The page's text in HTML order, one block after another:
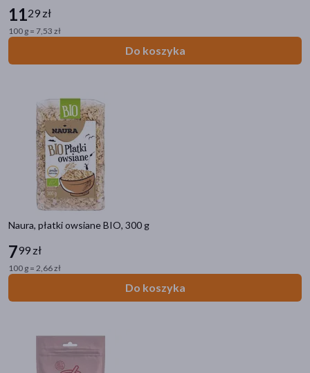
1129 zł
100 g = 7,53 zł
Do koszyka
Naura, płatki owsiane BIO, 300 g
799 zł
100 g = 2,66 zł
Do koszyka
Marka
Bakalland(2)
COCO FARM(3)
Diet-Food(13)
Incola(1)
pokaż więcej
Kobieta(4)
Wiek
dla dorosłych